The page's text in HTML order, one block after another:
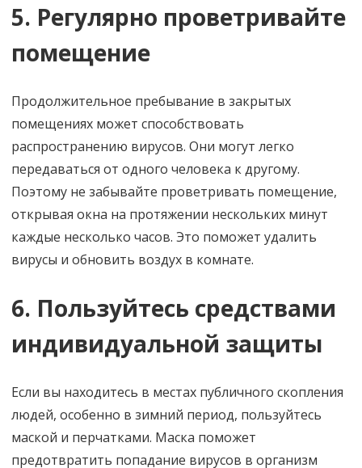
5. Регулярно проветривайте
помещение
Продолжительное пребывание в закрытых
помещениях может способствовать
распространению вирусов. Они могут легко
передаваться от одного человека к другому.
Поэтому не забывайте проветривать помещение,
открывая окна на протяжении нескольких минут
каждые несколько часов. Это поможет удалить
вирусы и обновить воздух в комнате.
6. Пользуйтесь средствами
индивидуальной защиты
Если вы находитесь в местах публичного скопления
людей, особенно в зимний период, пользуйтесь
маской и перчатками. Маска поможет
предотвратить попадание вирусов в организм